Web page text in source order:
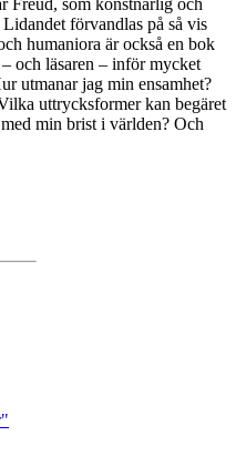
Freud, som konstnärlig och
förvandlas på så vis
humaniora är också en bok
och läsaren – inför mycket
utmanar jag min ensamhet?
uttrycksformer kan begäret
min brist i världen? Och